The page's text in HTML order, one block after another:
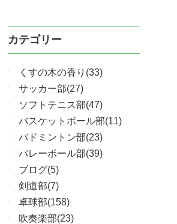
カテゴリー
くすの木の香り(33)
サッカー部(27)
ソフトテニス部(47)
バスケットボール部(11)
バドミントン部(23)
バレーボール部(39)
ブログ(5)
剣道部(7)
卓球部(158)
吹奏楽部(23)